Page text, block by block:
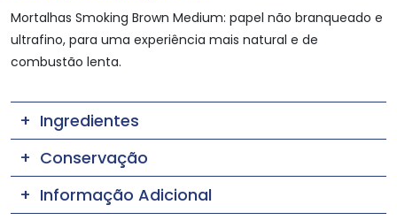
Mortalhas Smoking Brown Medium: papel não branqueado e
ultrafino, para uma experiência mais natural e de
combustão lenta.
Ingredientes
Conservação
Informação Adicional